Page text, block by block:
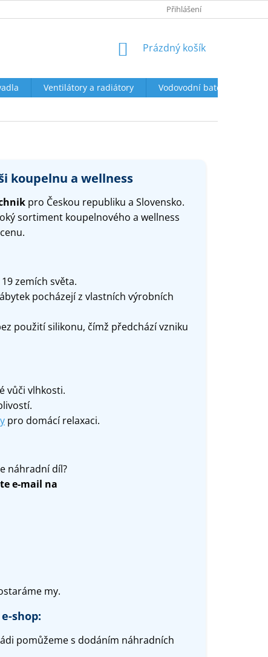
A REKLAMACE OBCHODNÍ PODMÍNKYPřihlášení
NÁKUPNÍ
Prázdný košík
Ventilátory a radiátory
Vodovodní baterie a
koupelnu a wellness
pro Českou republiku a Slovensko.
sortiment koupelnového a wellness
zemích světa.
pocházejí z vlastních výrobních
použití silikonu, čímž předchází vzniku
vůči vlhkosti.
pro domácí relaxaci.
náhradní díl?
e-mail na
my.
shop:
pomůžeme s dodáním náhradních